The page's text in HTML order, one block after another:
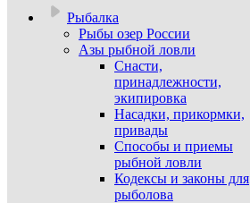
Рыбалка
Рыбы озер России
Азы рыбной ловли
Снасти,
принадлежности,
экипировка
Насадки, прикормки,
привады
Способы и приемы
рыбной ловли
Кодексы и законы для
рыболова